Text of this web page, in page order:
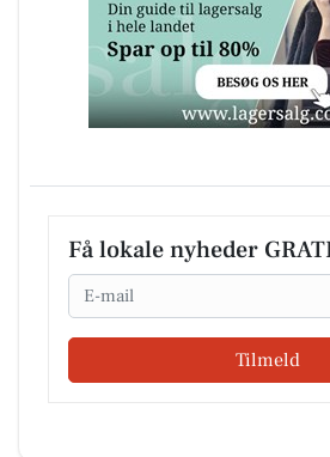
Få lokale nyheder
Email
Tilmeld